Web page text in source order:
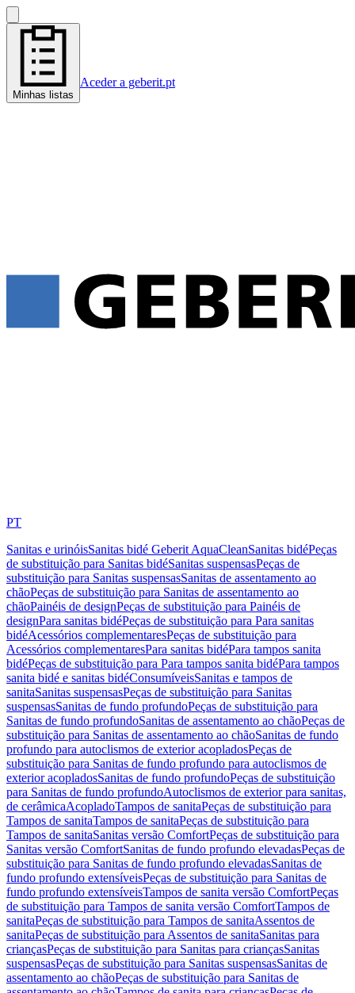
Minhas listas
Aceder a geberit.pt
PT
Sanitas e urinóisSanitas bidé Geberit AquaCleanSanitas bidéPeças
de substituição para Sanitas bidéSanitas suspensasPeças de
substituição para Sanitas suspensasSanitas de assentamento ao
chãoPeças de substituição para Sanitas de assentamento ao
chãoPainéis de designPeças de substituição para Painéis de
designPara sanitas bidéPeças de substituição para Para sanitas
bidéAcessórios complementaresPeças de substituição para
Acessórios complementaresPara sanitas bidéPara tampos sanita
bidéPeças de substituição para Para tampos sanita bidéPara tampos
sanita bidé e sanitas bidéConsumíveisSanitas e tampos de
sanitaSanitas suspensasPeças de substituição para Sanitas
suspensasSanitas de fundo profundoPeças de substituição para
Sanitas de fundo profundoSanitas de assentamento ao chãoPeças de
substituição para Sanitas de assentamento ao chãoSanitas de fundo
profundo para autoclismos de exterior acopladosPeças de
substituição para Sanitas de fundo profundo para autoclismos de
exterior acopladosSanitas de fundo profundoPeças de substituição
para Sanitas de fundo profundoAutoclismos de exterior para sanitas,
de cerâmicaAcopladoTampos de sanitaPeças de substituição para
Tampos de sanitaTampos de sanitaPeças de substituição para
Tampos de sanitaSanitas versão ComfortPeças de substituição para
Sanitas versão ComfortSanitas de fundo profundo elevadasPeças de
substituição para Sanitas de fundo profundo elevadasSanitas de
fundo profundo extensíveisPeças de substituição para Sanitas de
fundo profundo extensíveisTampos de sanita versão ComfortPeças
de substituição para Tampos de sanita versão ComfortTampos de
sanitaPeças de substituição para Tampos de sanitaAssentos de
sanitaPeças de substituição para Assentos de sanitaSanitas para
criançasPeças de substituição para Sanitas para criançasSanitas
suspensasPeças de substituição para Sanitas suspensasSanitas de
assentamento ao chãoPeças de substituição para Sanitas de